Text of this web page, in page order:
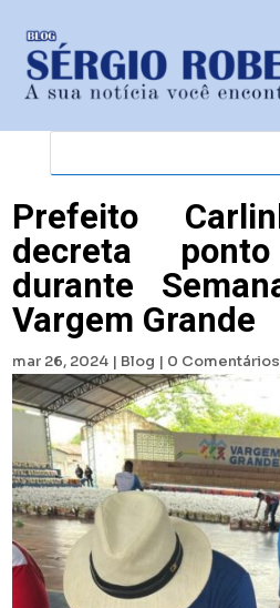
Prefeito
decreta
durante
Vargem Grande
mar 26, 2024 | Blog | 0 Comentários